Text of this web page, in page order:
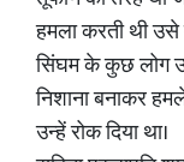
हमला करती थी उसे
सिंघम के कुछ लोग
निशाना बनाकर
उन्हें रोक दिया था।